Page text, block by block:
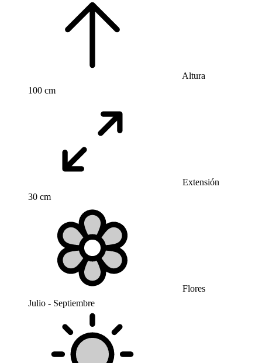
Altura
100 cm
Extensión
30 cm
Flores
Julio - Septiembre